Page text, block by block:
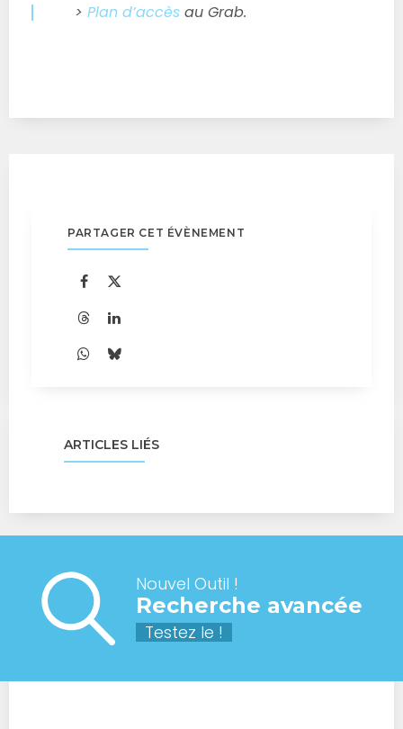
> Plan d’accès au Grab.
PARTAGER CET ÉVÈNEMENT
ARTICLES LIÉS
Nouvel Outil !
Recherche avancée
Testez le !